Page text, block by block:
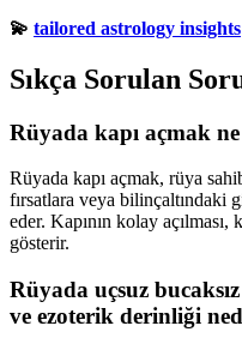
💫 tailored astrology insights
Sıkça Sorulan
Rüyada kapı açmak
Rüyada kapı açmak, rüya
fırsatlara veya bilinçaltındaki
eder. Kapının kolay
gösterir.
Rüyada uçsuz
ve ezoterik derinliği